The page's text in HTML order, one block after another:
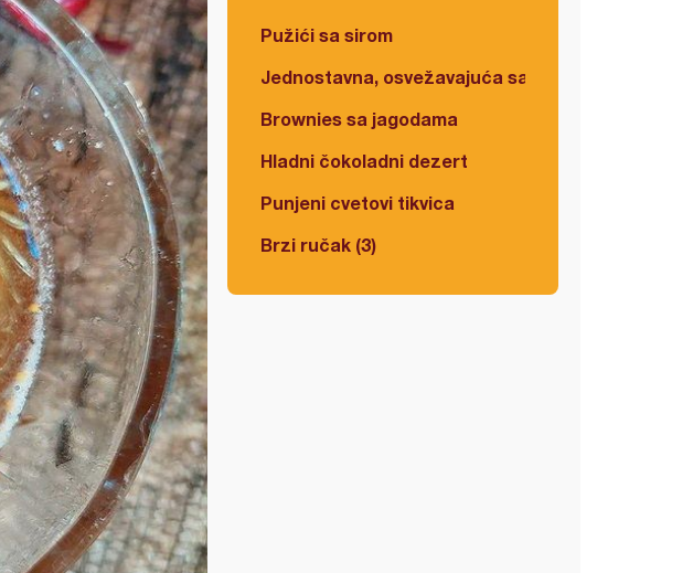
Pužići sa sirom
Jednostavna, osvežavajuća salata
Brownies sa jagodama
Hladni čokoladni dezert
Punjeni cvetovi tikvica
Brzi ručak (3)